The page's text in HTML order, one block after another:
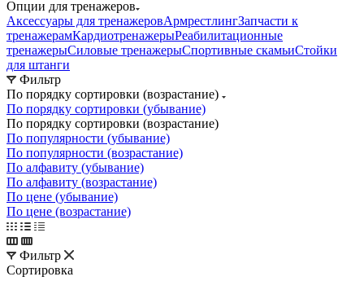
Опции для тренажеров
Аксессуары для тренажеровАрмрестлингЗапчасти к
тренажерамКардиотренажерыРеабилитационные
тренажерыСиловые тренажерыСпортивные скамьиСтойки
для штанги
Фильтр
По порядку сортировки (возрастание)
По порядку сортировки (убывание)
По порядку сортировки (возрастание)
По популярности (убывание)
По популярности (возрастание)
По алфавиту (убывание)
По алфавиту (возрастание)
По цене (убывание)
По цене (возрастание)
Фильтр
Сортировка